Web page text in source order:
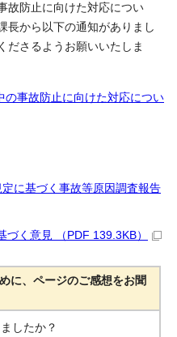
故防止に向けた対応につい
長から以下の通知がありまし
ださるようお願いいたしま
の事故防止に向けた対応につい
に基づく事故等原因調査報告
く意見 （PDF 139.3KB）
に、ページのご感想をお聞
したか？